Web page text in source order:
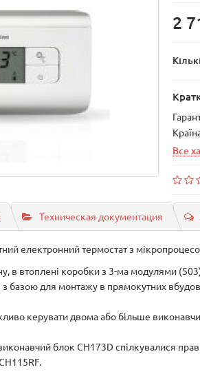
2
Все
Техническая документация
електронний термостат з
в втоплені коробки з 3-ма модулями
базою для монтажу в прямокутних
керувати двома або більше
блок CH173D спілкувалися